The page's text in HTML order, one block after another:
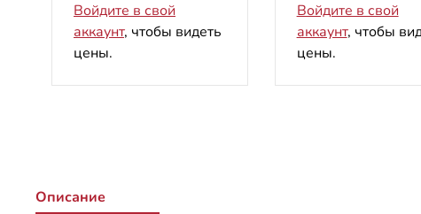
Войдите в свой
аккаунт, чтобы видеть
цены.
Войдите в свой
аккаунт, чтобы
цены.
Описание